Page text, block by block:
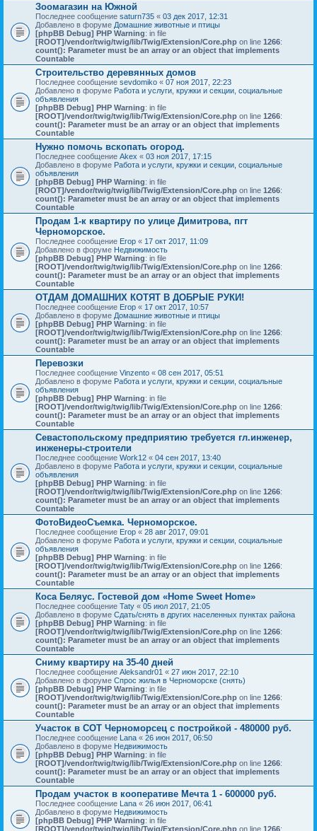
Зоомагазин на Южной
Последнее сообщение saturn735 « 03 дек 2017, 12:31
Добавлено в форуме Домашние животные и птицы
[phpBB Debug] PHP Warning: in file
[ROOT]/vendor/twig/twig/lib/Twig/Extension/Core.php on line 1266:
count(): Parameter must be an array or an object that implements
Countable
Строительство деревянных домов
Последнее сообщение sevdomiko « 07 ноя 2017, 22:23
Добавлено в форуме Работа и услуги, кружки и секции, социальные
объявления
[phpBB Debug] PHP Warning: in file
[ROOT]/vendor/twig/twig/lib/Twig/Extension/Core.php on line 1266:
count(): Parameter must be an array or an object that implements
Countable
Нужно помочь вскопать огород.
Последнее сообщение Akex « 03 ноя 2017, 17:15
Добавлено в форуме Работа и услуги, кружки и секции, социальные
объявления
[phpBB Debug] PHP Warning: in file
[ROOT]/vendor/twig/twig/lib/Twig/Extension/Core.php on line 1266:
count(): Parameter must be an array or an object that implements
Countable
Продам 1-к квартиру по улице Димитрова, пгт
Черноморское.
Последнее сообщение Егор « 17 окт 2017, 11:09
Добавлено в форуме Недвижимость
[phpBB Debug] PHP Warning: in file
[ROOT]/vendor/twig/twig/lib/Twig/Extension/Core.php on line 1266:
count(): Parameter must be an array or an object that implements
Countable
ОТДАМ ДОМАШНИХ КОТЯТ В ДОБРЫЕ РУКИ!
Последнее сообщение Егор « 17 окт 2017, 10:57
Добавлено в форуме Домашние животные и птицы
[phpBB Debug] PHP Warning: in file
[ROOT]/vendor/twig/twig/lib/Twig/Extension/Core.php on line 1266:
count(): Parameter must be an array or an object that implements
Countable
Перевозки
Последнее сообщение Vinzento « 08 сен 2017, 05:51
Добавлено в форуме Работа и услуги, кружки и секции, социальные
объявления
[phpBB Debug] PHP Warning: in file
[ROOT]/vendor/twig/twig/lib/Twig/Extension/Core.php on line 1266:
count(): Parameter must be an array or an object that implements
Countable
Севастопольскому предприятию требуется гл.инженер,
инженеры-строители
Последнее сообщение Work12 « 04 сен 2017, 13:40
Добавлено в форуме Работа и услуги, кружки и секции, социальные
объявления
[phpBB Debug] PHP Warning: in file
[ROOT]/vendor/twig/twig/lib/Twig/Extension/Core.php on line 1266:
count(): Parameter must be an array or an object that implements
Countable
ФотоВидеоСъемка. Черноморское.
Последнее сообщение Егор « 28 авг 2017, 09:01
Добавлено в форуме Работа и услуги, кружки и секции, социальные
объявления
[phpBB Debug] PHP Warning: in file
[ROOT]/vendor/twig/twig/lib/Twig/Extension/Core.php on line 1266:
count(): Parameter must be an array or an object that implements
Countable
Коса Беляус. Гостевой дом «Home Sweet Home»
Последнее сообщение Taty « 05 июл 2017, 21:05
Добавлено в форуме Сдать/снять в других населенных пунктах района
[phpBB Debug] PHP Warning: in file
[ROOT]/vendor/twig/twig/lib/Twig/Extension/Core.php on line 1266:
count(): Parameter must be an array or an object that implements
Countable
Сниму квартиру на 35-40 дней
Последнее сообщение Aleksandr01 « 27 июн 2017, 22:10
Добавлено в форуме Спрос жилья в Черноморске (снять)
[phpBB Debug] PHP Warning: in file
[ROOT]/vendor/twig/twig/lib/Twig/Extension/Core.php on line 1266:
count(): Parameter must be an array or an object that implements
Countable
Участок в СОТ Черноморсец с постройкой - 480000 руб.
Последнее сообщение Lana « 26 июн 2017, 06:50
Добавлено в форуме Недвижимость
[phpBB Debug] PHP Warning: in file
[ROOT]/vendor/twig/twig/lib/Twig/Extension/Core.php on line 1266:
count(): Parameter must be an array or an object that implements
Countable
Продам участок в кооперативе Мечта 1 - 600000 руб.
Последнее сообщение Lana « 26 июн 2017, 06:41
Добавлено в форуме Недвижимость
[phpBB Debug] PHP Warning: in file
[ROOT]/vendor/twig/twig/lib/Twig/Extension/Core.php on line 1266: